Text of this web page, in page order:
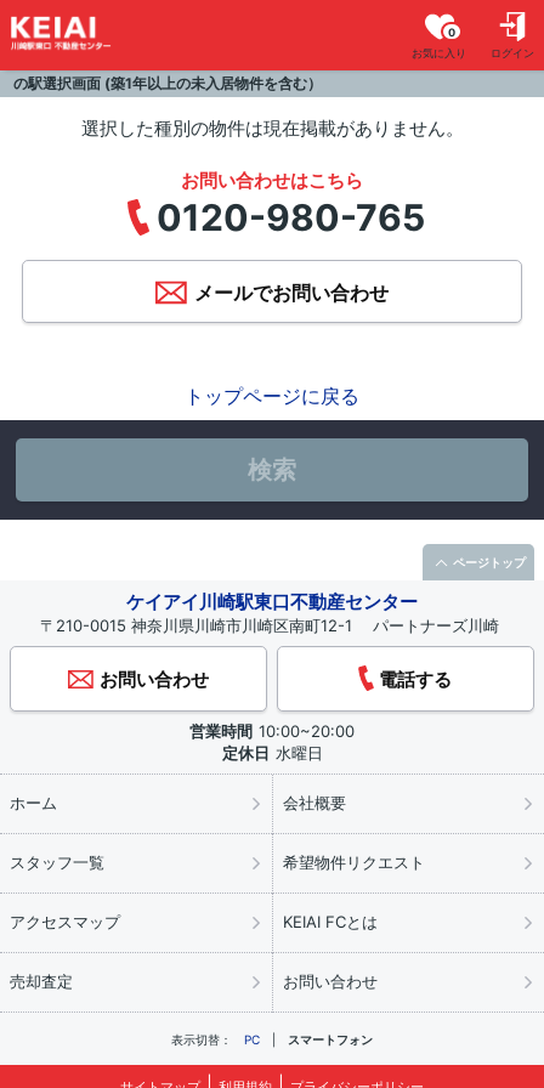
お気に入り
0
ログイン
の駅選択画面 (築1年以上の未入居物件を含む）
選択した種別の物件は現在掲載がありません。
お問い合わせはこちら
0120-980-765
メールでお問い合わせ
トップページに戻る
検索
ケイアイ川崎駅東口不動産センター
〒210-0015 神奈川県川崎市川崎区南町12-1 パートナーズ川崎
お問い合わせ 電話する
営業時間 10:00~20:00
定休日 水曜日
ホーム 会社概要
スタッフ一覧 希望物件リクエスト
アクセスマップ KEIAI FCとは
売却査定 お問い合わせ
表示切替： PC スマートフォン
ページトップ